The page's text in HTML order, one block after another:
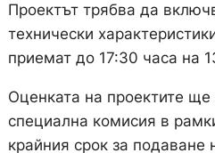
Проектът трябва да
технически
приемат до 17:30 часа на
Оценката на проектите
специална комисия в
крайния срок за подаване